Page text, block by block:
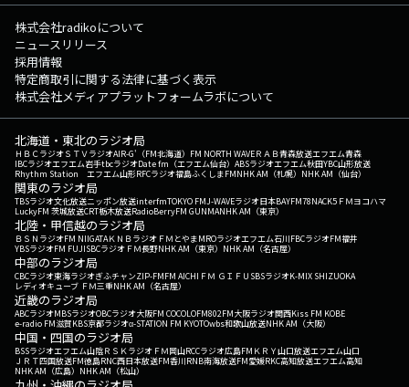
株式会社radikoについて
ニュースリリース
採用情報
特定商取引に関する法律に基づく表示
株式会社メディアプラットフォームラボについて
北海道・東北のラジオ局
ＨＢＣラジオＳＴＶラジオAIR-G'（FM北海道） FM NORTH WAVEＲＡＢ青森放送エフエム青森
IBCラジオエフエム岩手tbcラジオDate fm（エフエム仙台） ABSラジオエフエム秋田YBC山形放送
Rhythm Station エフエム山形RFCラジオ福島ふくしまFMNHK AM（札幌） NHK AM（仙台）
関東のラジオ局
TBSラジオ文化放送ニッポン放送interfmTOKYO FMJ-WAVEラジオ日本BAYFM78NACK5 ＦＭヨコハマ
LuckyFM 茨城放送CRT栃木放送RadioBerryFM GUNMANHK AM（東京）
北陸・甲信越のラジオ局
ＢＳＮラジオFM NIIGATAＫＮＢラジオ ＦＭとやまMROラジオエフエム石川FBCラジオFM福井
YBSラジオFM FUJISBCラジオ ＦＭ長野NHK AM（東京） NHK AM（名古屋）
中部のラジオ局
CBCラジオ東海ラジオぎふチャンZIP-FMFM AICHI ＦＭ ＧＩＦＵ SBSラジオK-MIX SHIZUOKA
レディオキューブ ＦＭ三重NHK AM（名古屋）
近畿のラジオ局
ABCラジオMBSラジオOBCラジオ大阪FM COCOLOFM802FM大阪ラジオ関西Kiss FM KOBE
e-radio FM滋賀KBS京都ラジオα-STATION FM KYOTOwbs和歌山放送NHK AM（大阪）
中国・四国のラジオ局
BSSラジオエフエム山陰ＲＳＫラジオ ＦＭ岡山RCCラジオ広島FM ＫＲＹ山口放送エフエム山口
ＪＲＴ四国放送FM徳島RNC西日本放送FM香川RNB南海放送FM愛媛RKC高知放送エフエム高知
NHK AM（広島） NHK AM（松山）